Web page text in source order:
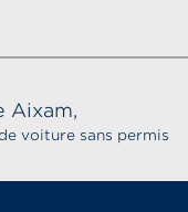
Aixam,
voiture sans permis